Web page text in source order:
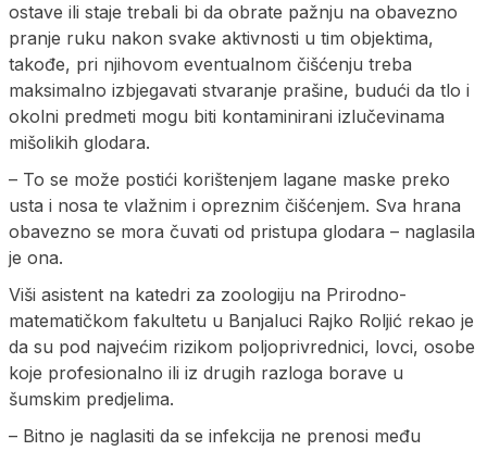
ostave ili staje trebali bi da obrate pažnju na obavezno
pranje ruku nakon svake aktivnosti u tim objektima,
takođe, pri njihovom eventualnom čišćenju treba
maksimalno izbjegavati stvaranje prašine, budući da tlo i
okolni predmeti mogu biti kontaminirani izlučevinama
mišolikih glodara.
– To se može postići korištenjem lagane maske preko
usta i nosa te vlažnim i opreznim čišćenjem. Sva hrana
obavezno se mora čuvati od pristupa glodara – naglasila
je ona.
Viši asistent na katedri za zoologiju na Prirodno-
matematičkom fakultetu u Banjaluci Rajko Roljić rekao je
da su pod najvećim rizikom poljoprivrednici, lovci, osobe
koje profesionalno ili iz drugih razloga borave u
šumskim predjelima.
– Bitno je naglasiti da se infekcija ne prenosi među